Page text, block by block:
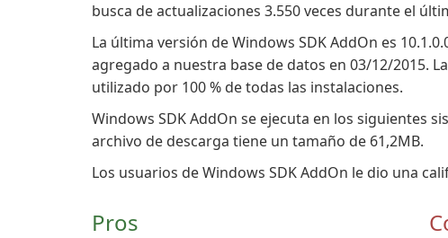
busca de actualizaciones 3.550 veces durante el
La última versión de Windows SDK AddOn es
agregado a nuestra base de datos en 03/12/2015.
utilizado por 100 % de todas las instalaciones.
Windows SDK AddOn se ejecuta en los siguientes
archivo de descarga tiene un tamaño de 61,2MB.
Los usuarios de Windows SDK AddOn le dio una
Pros